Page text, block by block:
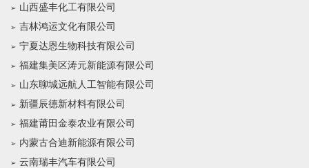
山西盛丰化工有限公司
吉林鸿运文化有限公司
宁夏达恩生物科技有限公司
福建集美区涛元新能源有限公司
山东聊城远航人工智能有限公司
新疆辰德新材料有限公司
福建莆田金泰农业有限公司
内蒙古合迪新能源有限公司
云南瑞丰汽车有限公司